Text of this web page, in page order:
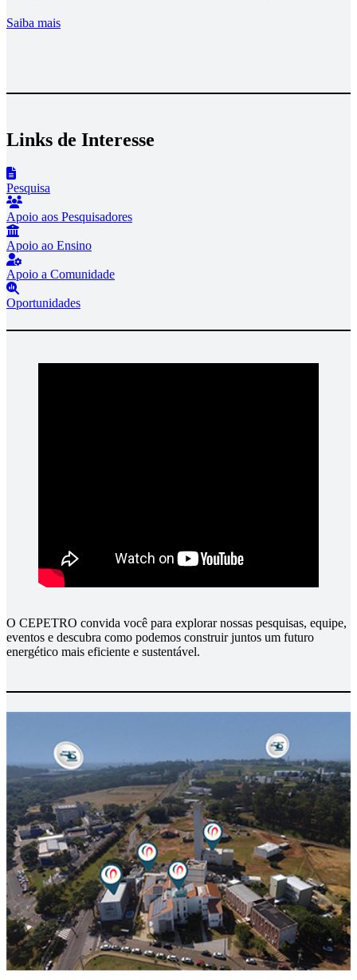
Saiba mais(link para Calendário de provas do concurso para
Links de Interesse
Pesquisa
Apoio aos Pesquisadores
Apoio ao Ensino
Apoio a Comunidade
Oportunidades
O CEPETRO convida você para explorar nossas pesquisas, equipe,
eventos e descubra como podemos construir juntos um futuro
energético mais eficiente e sustentável.